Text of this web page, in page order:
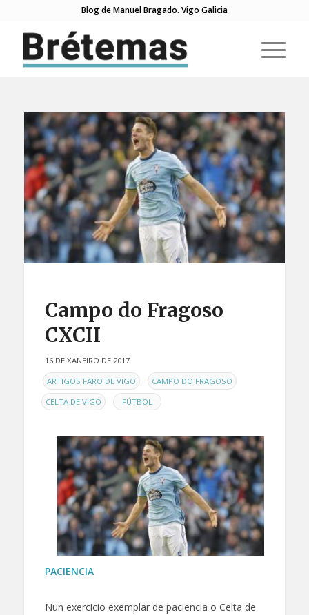
Blog de Manuel Bragado. Vigo Galicia
Campo do Fragoso
CXCII
16 DE XANEIRO DE 2017
ENARTIGOS FARO DE VIGO , CAMPO DO FRAGOSO ,
CELTA DE VIGO , FÚTBOL
PACIENCIA
Nun exercicio exemplar de paciencia o Celta de